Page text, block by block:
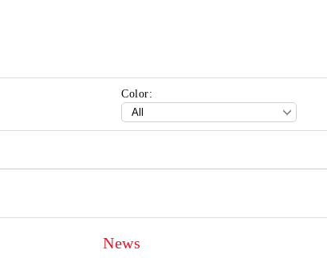
Color:
News